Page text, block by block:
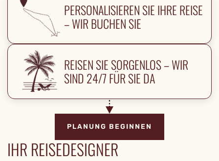
PERSONALISIEREN SIE IHRE REISE
– WIR BUCHEN SIE
REISEN SIE SORGENLOS – WIR
SIND 24/7 FÜR SIE DA
PLANUNG BEGINNEN
IHR REISEDESIGNER